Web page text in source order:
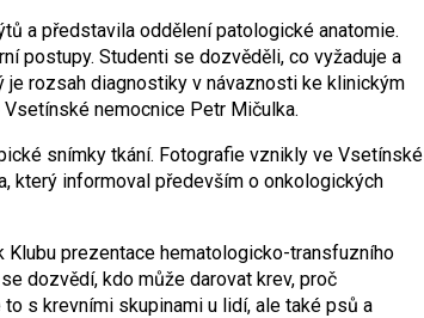
a představila oddělení patologické anatomie.
postupy. Studenti se dozvěděli, co vyžaduje a
rozsah diagnostiky v návaznosti ke klinickým
nemocnice Petr Mičulka.
snímky tkání. Fotografie vznikly ve Vsetínské
který informoval především o onkologických
prezentace hematologicko-transfuzního
dozvědí, kdo může darovat krev, proč
s krevními skupinami u lidí, ale také psů a